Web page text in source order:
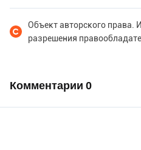
Объект авторского права.
разрешения
Комментарии 0